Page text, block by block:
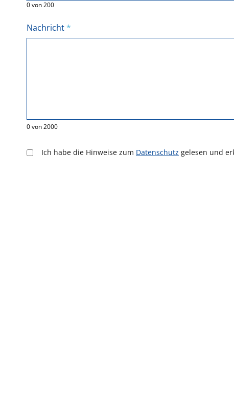
0von200
Nachricht *
0von2000
Ich habe die Hinweise zum Datenschutz gelesen und